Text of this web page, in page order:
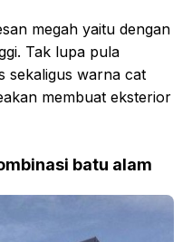
megah yaitu dengan
Tak lupa pula
sekaligus warna cat
membuat eksterior
batu alam